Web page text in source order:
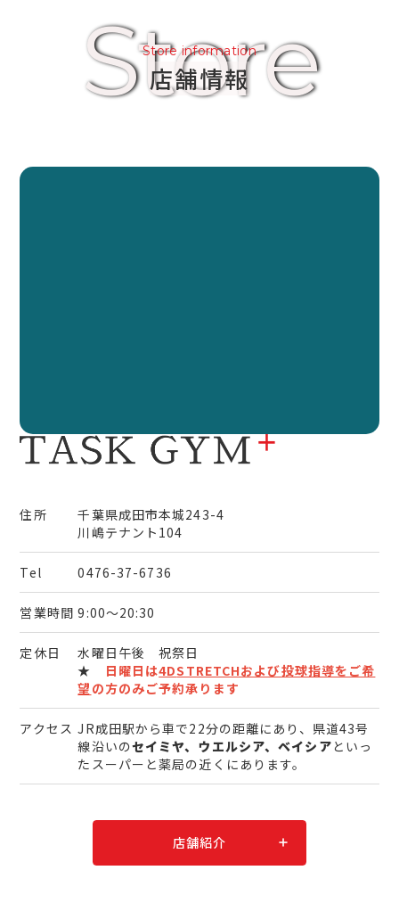
Store
Store information
店舗情報
住所
千葉県成田市本城243-4
川嶋テナント104
Tel 0476-37-6736
営業時間 9:00～20:30
定休日
水曜日午後 祝祭日
★
日曜日は4DSTRETCHおよび投球指導をご希
望 の方のみご予約承ります
アクセス JR成田駅から車で22分の距離にあり、県道43号
線沿いのセイミヤ、ウエルシア、ベイシアといっ
たスーパーと薬局の近くにあります。
店舗紹介